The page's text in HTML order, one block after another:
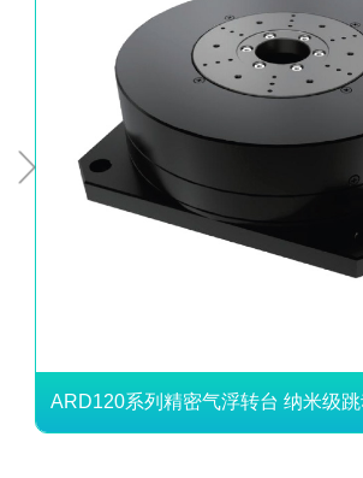
ARD120系列精密气浮转台 纳米级
